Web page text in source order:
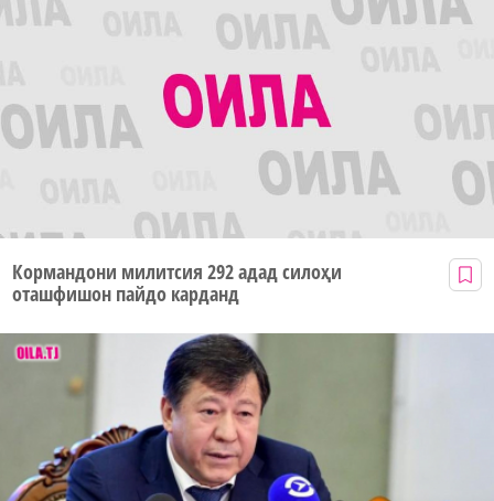
Кормандони милитсия 292 адад силоҳи
оташфишон пайдо карданд